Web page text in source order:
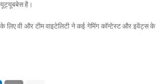
यूट्यूबबेस है।
वी और टीम वाइटेलिटी ने कई गेमिंग कॉन्टेस्ट और इवेंट्स के